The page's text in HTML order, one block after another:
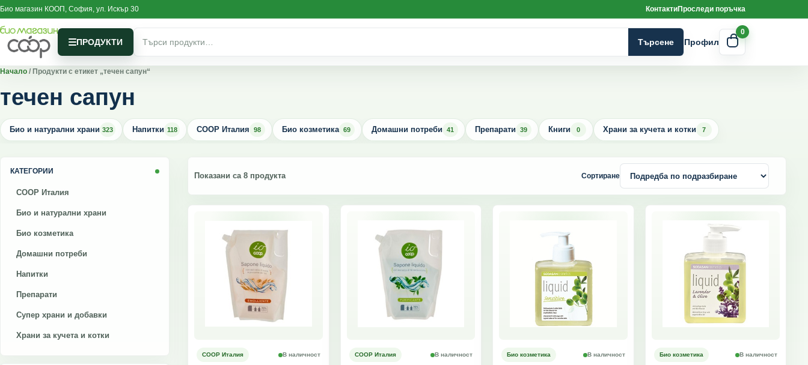
Skip to content
Био магазин КООП, София, ул. Искър 30 КонтактиПроследи поръчка
ПРОДУКТИ
Търсене за:
Търсене Профил
0
Начало / Продукти с етикет „течен сапун“
течен сапун
Био и натурални храни 323 Напитки 118 COOP Италия 98 Био козметика 69 Домашни потреби 41 Препарати 39 Книги 0 Храни за кучета и котки 7
КАТЕГОРИИ
COOP Италия
Био и натурални храни
Био козметика
Домашни потреби
Напитки
Препарати
Супер храни и добавки
Храни за кучета и котки
Показани са 8 продукта Сортиране
COOP Италия В наличност COOP Италия В наличност Био козметика В наличност Био козметика В наличност